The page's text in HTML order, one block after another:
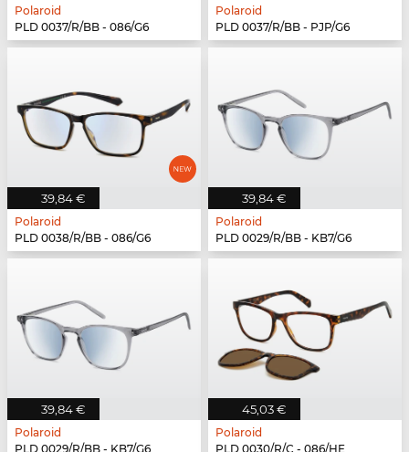
Polaroid
PLD 0037/R/BB - 086/G6
Polaroid
PLD 0037/R/BB - PJP/G6
39,84 €
Polaroid
PLD 0038/R/BB - 086/G6
39,84 €
Polaroid
PLD 0029/R/BB - KB7/G6
39,84 €
Polaroid
PLD 0029/R/BB - KB7/G6
45,03 €
Polaroid
PLD 0030/R/C - 086/HE